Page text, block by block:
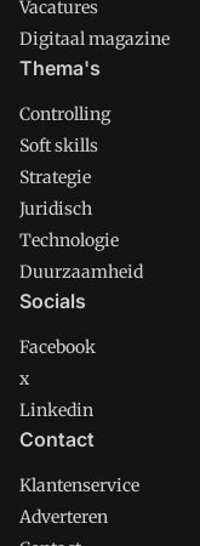
Vacatures
Digitaal magazine
Thema's
Controlling
Soft skills
Strategie
Juridisch
Technologie
Duurzaamheid
Socials
Facebook
x
Linkedin
Contact
Klantenservice
Adverteren